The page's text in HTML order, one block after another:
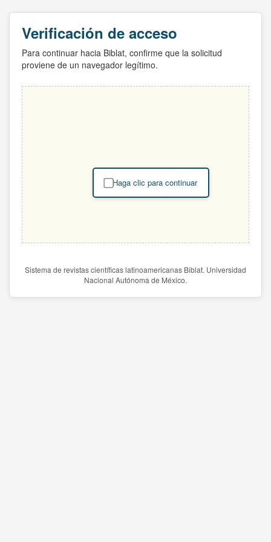
Verificación de acceso
Para continuar hacia Biblat, confirme que la solicitud
proviene de un navegador legítimo.
Haga clic para continuar
Sistema de revistas científicas latinoamericanas Biblat. Universidad
Nacional Autónoma de México.